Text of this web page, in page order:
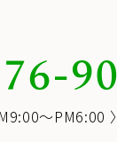
〜PM6:00 〉